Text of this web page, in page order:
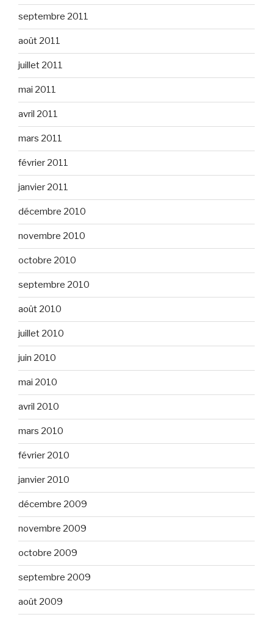
septembre 2011
août 2011
juillet 2011
mai 2011
avril 2011
mars 2011
février 2011
janvier 2011
décembre 2010
novembre 2010
octobre 2010
septembre 2010
août 2010
juillet 2010
juin 2010
mai 2010
avril 2010
mars 2010
février 2010
janvier 2010
décembre 2009
novembre 2009
octobre 2009
septembre 2009
août 2009